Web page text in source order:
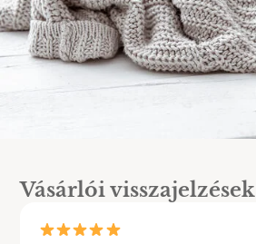
Vásárlói visszajelzések